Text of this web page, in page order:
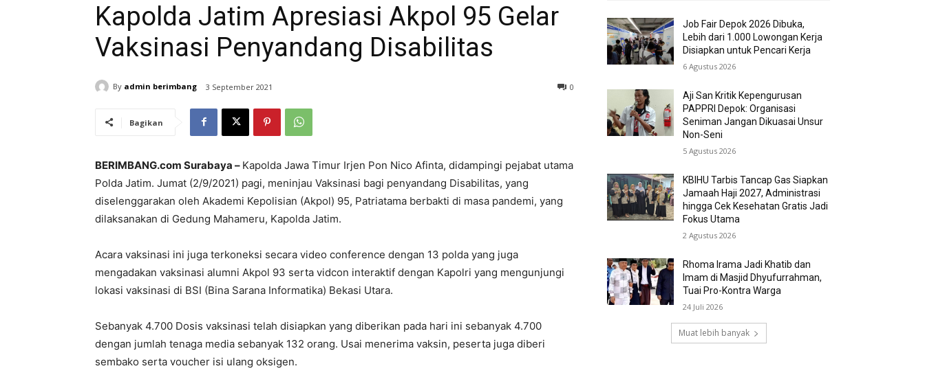
Kapolda Jatim Apresiasi Akpol 95 Gelar
Vaksinasi Penyandang Disabilitas
By admin berimbang 3 September 2021 0
Bagikan
BERIMBANG.com Surabaya – Kapolda Jawa Timur Irjen Pon Nico Afinta, didampingi pejabat utama
Polda Jatim. Jumat (2/9/2021) pagi, meninjau Vaksinasi bagi penyandang Disabilitas, yang
diselenggarakan oleh Akademi Kepolisian (Akpol) 95, Patriatama berbakti di masa pandemi, yang
dilaksanakan di Gedung Mahameru, Kapolda Jatim.
Acara vaksinasi ini juga terkoneksi secara video conference dengan 13 polda yang juga
mengadakan vaksinasi alumni Akpol 93 serta vidcon interaktif dengan Kapolri yang mengunjungi
lokasi vaksinasi di BSI (Bina Sarana Informatika) Bekasi Utara.
Sebanyak 4.700 Dosis vaksinasi telah disiapkan yang diberikan pada hari ini sebanyak 4.700
dengan jumlah tenaga media sebanyak 132 orang. Usai menerima vaksin, peserta juga diberi
sembako serta voucher isi ulang oksigen.
Job Fair Depok 2026 Dibuka,
Lebih dari 1.000 Lowongan Kerja
Disiapkan untuk Pencari Kerja
6 Agustus 2026
Aji San Kritik Kepengurusan
PAPPRI Depok: Organisasi
Seniman Jangan Dikuasai Unsur
Non-Seni
5 Agustus 2026
KBIHU Tarbis Tancap Gas Siapkan
Jamaah Haji 2027, Administrasi
hingga Cek Kesehatan Gratis Jadi
Fokus Utama
2 Agustus 2026
Rhoma Irama Jadi Khatib dan
Imam di Masjid Dhyufurrahman,
Tuai Pro-Kontra Warga
24 Juli 2026
Muat lebih banyak